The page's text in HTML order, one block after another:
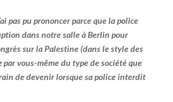
pas pu prononcer parce que la police
dans notre salle à Berlin pour
sur la Palestine (dans le style des
par vous-même du type de société que
de devenir lorsque sa police interdit